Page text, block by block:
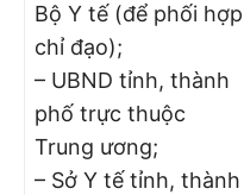
Bộ Y tế (để phối hợp
chỉ đạo);
– UBND tỉnh, thành
phố trực thuộc
Trung ương;
– Sở Y tế tỉnh, thành